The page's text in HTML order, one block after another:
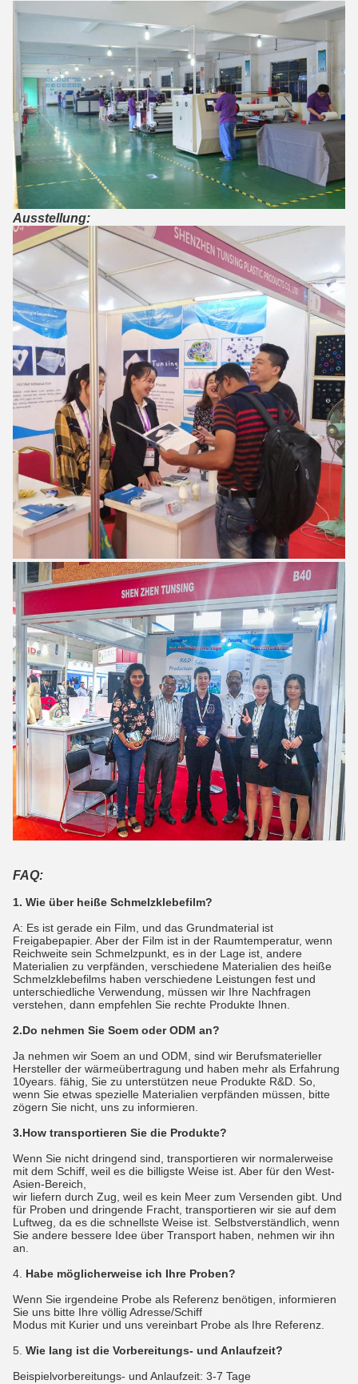
Ausstellung:
FAQ:
1. Wie über heiße Schmelzklebefilm?
A: Es ist gerade ein Film, und das Grundmaterial ist
Freigabepapier. Aber der Film ist in der Raumtemperatur, wenn
Reichweite sein Schmelzpunkt, es in der Lage ist, andere
Materialien zu verpfänden, verschiedene Materialien des heiße
Schmelzklebefilms haben verschiedene Leistungen fest und
unterschiedliche Verwendung, müssen wir Ihre Nachfragen
verstehen, dann empfehlen Sie rechte Produkte Ihnen.
2.Do nehmen Sie Soem oder ODM an?
Ja nehmen wir Soem an und ODM, sind wir Berufsmaterieller
Hersteller der wärmeübertragung und haben mehr als Erfahrung
10years. fähig, Sie zu unterstützen neue Produkte R&D. So,
wenn Sie etwas spezielle Materialien verpfänden müssen, bitte
zögern Sie nicht, uns zu informieren.
3.How transportieren Sie die Produkte?
Wenn Sie nicht dringend sind, transportieren wir normalerweise
mit dem Schiff, weil es die billigste Weise ist. Aber für den West-
Asien-Bereich,
wir liefern durch Zug, weil es kein Meer zum Versenden gibt. Und
für Proben und dringende Fracht, transportieren wir sie auf dem
Luftweg, da es die schnellste Weise ist. Selbstverständlich, wenn
Sie andere bessere Idee über Transport haben, nehmen wir ihn
an.
4. Habe möglicherweise ich Ihre Proben?
Wenn Sie irgendeine Probe als Referenz benötigen, informieren
Sie uns bitte Ihre völlig Adresse/Schiff
Modus mit Kurier und uns vereinbart Probe als Ihre Referenz.
5. Wie lang ist die Vorbereitungs- und Anlaufzeit?
Beispielvorbereitungs- und Anlaufzeit: 3-7 Tage